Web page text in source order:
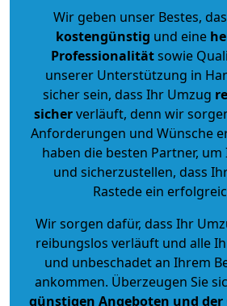
Wir geben unser Bestes,
kostengünstig und eine
Professionalitätsowie
unserer Unterstützung in
sicher sein, dass Ihr Umzug
sicherverläuft, denn wir
Anforderungen und Wünsche
haben die besten Partner,
und sicherzustellen, dass
Rastede ein
Wir sorgen dafür, dass Ihr
reibungslos verläuft und alle
und unbeschadet an Ihrem
ankommen. Überzeugen Sie
günstigen Angeboten und